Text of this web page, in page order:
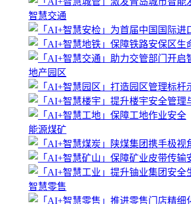
智慧交通
地产园区
能源煤矿
智慧零售